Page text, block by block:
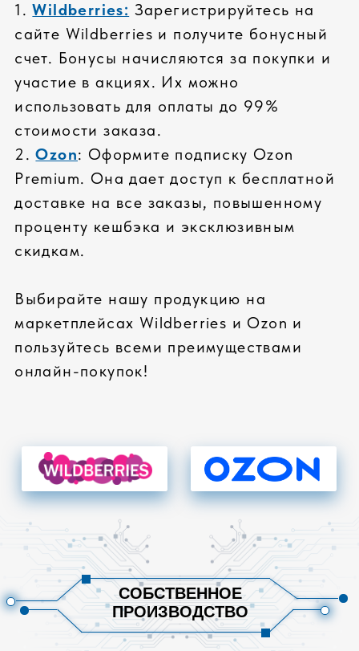
СПЕЦИАЛЬНОЕ ТЕСТИРОВАНИЕ
КАЧЕСТВЕННЫЙ СЕРВИС
входной контроль
проверка совместимости
высокое качество сборки
сертифицированные инженеры
сборка сложных серверных
тестирование всех
проверка всей системы
стресс-тесты комплектующих
стандартная гарантия: 36 месяцев
расширенная гарантия до 5 лет
реакции на гарантийные случаи 2